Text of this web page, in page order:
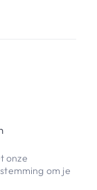
onze
om je